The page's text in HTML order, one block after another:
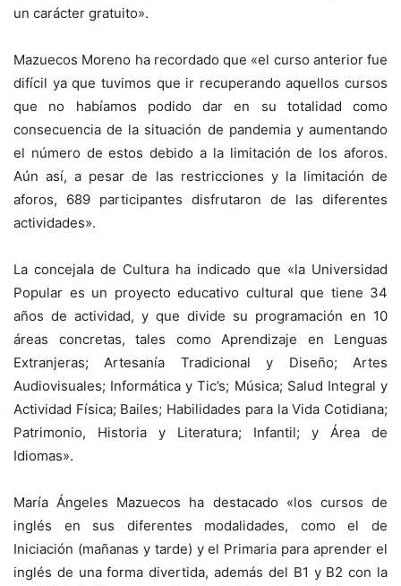
un carácter gratuito».
Mazuecos Moreno ha recordado que «el curso anterior fue
difícil ya que tuvimos que ir recuperando aquellos cursos
que no habíamos podido dar en su totalidad como
consecuencia de la situación de pandemia y aumentando
el número de estos debido a la limitación de los aforos.
Aún así, a pesar de las restricciones y la limitación de
aforos, 689 participantes disfrutaron de las diferentes
actividades».
La concejala de Cultura ha indicado que «la Universidad
Popular es un proyecto educativo cultural que tiene 34
años de actividad, y que divide su programación en 10
áreas concretas, tales como Aprendizaje en Lenguas
Extranjeras; Artesanía Tradicional y Diseño; Artes
Audiovisuales; Informática y Tic’s; Música; Salud Integral y
Actividad Física; Bailes; Habilidades para la Vida Cotidiana;
Patrimonio, Historia y Literatura; Infantil; y Área de
Idiomas».
María Ángeles Mazuecos ha destacado «los cursos de
inglés en sus diferentes modalidades, como el de
Iniciación (mañanas y tarde) y el Primaria para aprender el
inglés de una forma divertida, además del B1 y B2 con la